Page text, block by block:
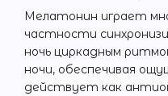
Мелатонин играет
частности
ночь циркадным
ночи, обеспечивая
действует как